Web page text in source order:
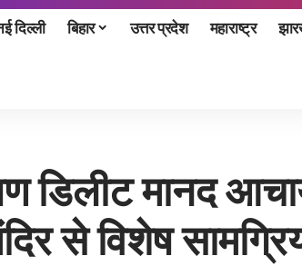
दिल्ली बिहार उत्तर प्रदेश महाराष्ट्र
डिलीट मानद
से विशेष